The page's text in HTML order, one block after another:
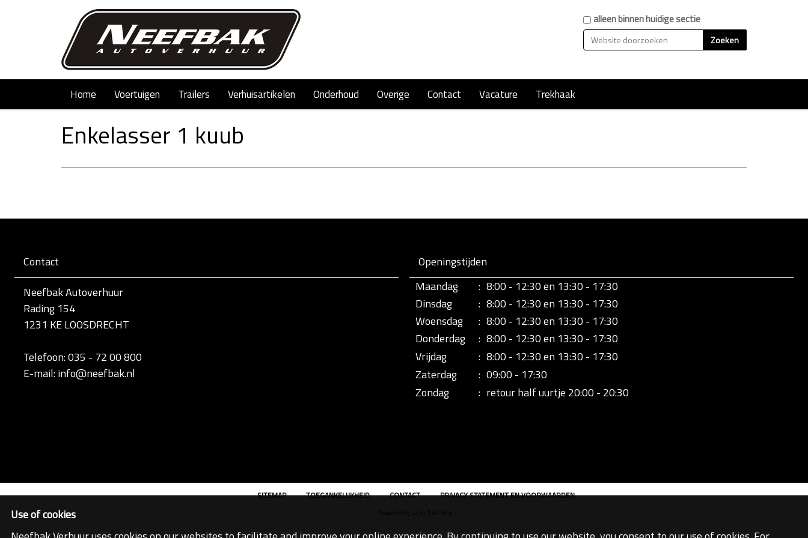
Zoekalleen binnen huidige sectie
Home Voertuigen Trailers Verhuisartikelen Onderhoud Overige Contact Vacature Trekhaak
Enkelasser 1 kuub
Contact
Neefbak Autoverhuur
Rading 154
1231 KE LOOSDRECHT
Telefoon: 035 - 72 00 800
E-mail: info@neefbak.nl
Openingstijden
Maandag
: 8:00 - 12:30 en 13:30 - 17:30
Dinsdag
: 8:00 - 12:30 en 13:30 - 17:30
Woensdag
: 8:00 - 12:30 en 13:30 - 17:30
Donderdag
: 8:00 - 12:30 en 13:30 - 17:30
Vrijdag
: 8:00 - 12:30 en 13:30 - 17:30
Zaterdag
: 09:00 - 17:30
Zondag
: retour half uurtje 20:00 - 20:30
SITEMAP TOEGANKELIJKHEID CONTACT PRIVACY STATEMENT EN VOORWAARDEN
Use of cookies